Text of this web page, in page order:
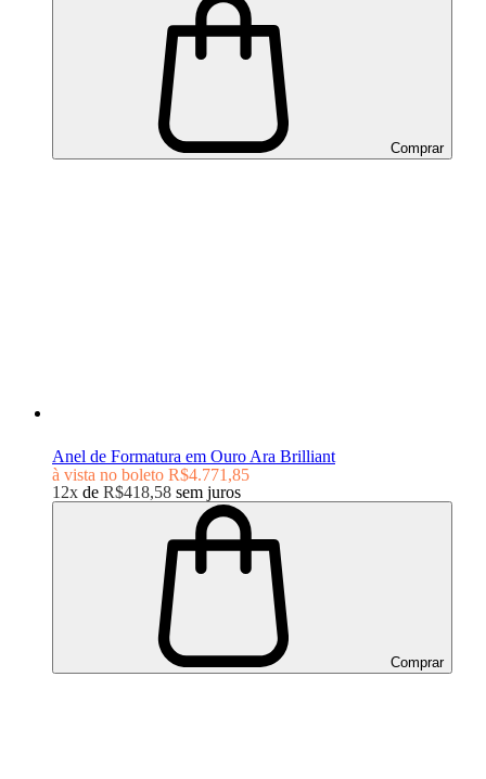
Comprar
Anel de Formatura em Ouro Ara Brilliant
à vista no boleto R$4.771,85
12x de R$418,58 sem juros
Comprar